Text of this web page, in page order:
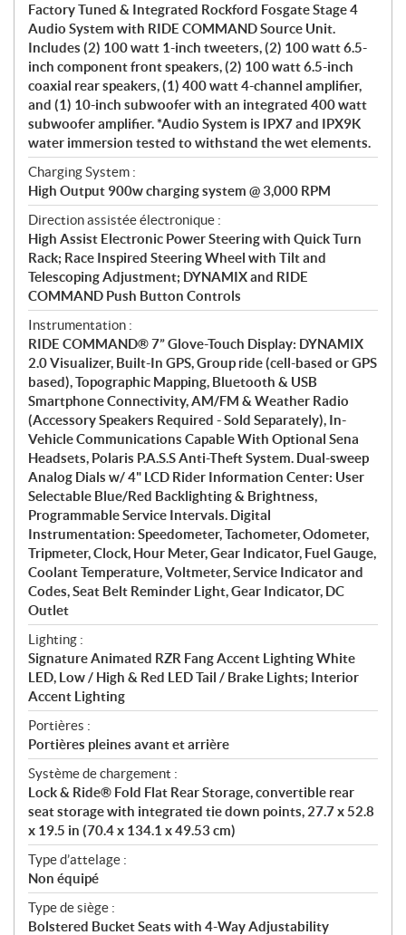
Factory Tuned & Integrated Rockford Fosgate Stage 4
Audio System with RIDE COMMAND Source Unit.
Includes (2) 100 watt 1-inch tweeters, (2) 100 watt 6.5-
inch component front speakers, (2) 100 watt 6.5-inch
coaxial rear speakers, (1) 400 watt 4-channel amplifier,
and (1) 10-inch subwoofer with an integrated 400 watt
subwoofer amplifier. *Audio System is IPX7 and IPX9K
water immersion tested to withstand the wet elements.
Charging System :
High Output 900w charging system @ 3,000 RPM
Direction assistée électronique :
High Assist Electronic Power Steering with Quick Turn
Rack; Race Inspired Steering Wheel with Tilt and
Telescoping Adjustment; DYNAMIX and RIDE
COMMAND Push Button Controls
Instrumentation :
RIDE COMMAND® 7” Glove-Touch Display: DYNAMIX
2.0 Visualizer, Built-In GPS, Group ride (cell-based or GPS
based), Topographic Mapping, Bluetooth & USB
Smartphone Connectivity, AM/FM & Weather Radio
(Accessory Speakers Required - Sold Separately), In-
Vehicle Communications Capable With Optional Sena
Headsets, Polaris P.A.S.S Anti-Theft System. Dual-sweep
Analog Dials w/ 4" LCD Rider Information Center: User
Selectable Blue/Red Backlighting & Brightness,
Programmable Service Intervals. Digital
Instrumentation: Speedometer, Tachometer, Odometer,
Tripmeter, Clock, Hour Meter, Gear Indicator, Fuel Gauge,
Coolant Temperature, Voltmeter, Service Indicator and
Codes, Seat Belt Reminder Light, Gear Indicator, DC
Outlet
Lighting :
Signature Animated RZR Fang Accent Lighting White
LED, Low / High & Red LED Tail / Brake Lights; Interior
Accent Lighting
Portières :
Portières pleines avant et arrière
Système de chargement :
Lock & Ride® Fold Flat Rear Storage, convertible rear
seat storage with integrated tie down points, 27.7 x 52.8
x 19.5 in (70.4 x 134.1 x 49.53 cm)
Type d’attelage :
Non équipé
Type de siège :
Bolstered Bucket Seats with 4-Way Adjustability